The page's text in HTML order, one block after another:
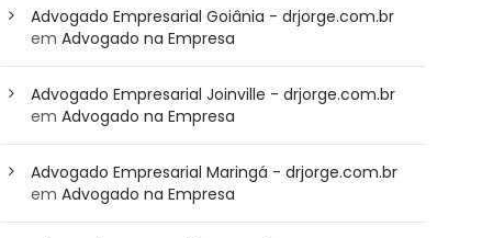
Advogado Empresarial Goiânia - drjorge.com.br
emAdvogado na Empresa
Advogado Empresarial Joinville - drjorge.com.br
emAdvogado na Empresa
Advogado Empresarial Maringá - drjorge.com.br
emAdvogado na Empresa